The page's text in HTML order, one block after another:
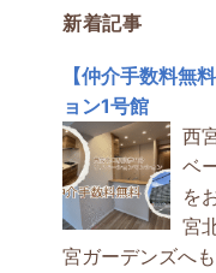
新着記事
【仲介手数料無
ョン1号館
西
ベ
を
宮
宮ガーデンズへ